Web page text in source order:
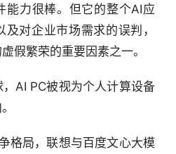
能力很棒。但它的整个AI应
对企业市场需求的误判，
假繁荣的重要因素之一。
AI PC被视为个人计算设备
格局，联想与百度文心大模